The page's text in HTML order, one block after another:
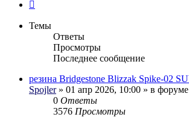
Темы
Ответы
Просмотры
Последнее сообщение
резина Bridgestone Blizzak Spike-02
Spojler» 01 апр 2026, 10:00 » в форуме
0 Ответы
3576 Просмотры